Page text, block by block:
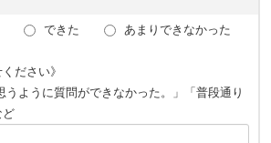
できた
あまりできなかった
ださい》
うように質問ができなかった。」「普段通り
ど